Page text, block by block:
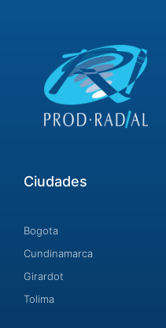
Ciudades
Bogota
Cundinamarca
Girardot
Tolima